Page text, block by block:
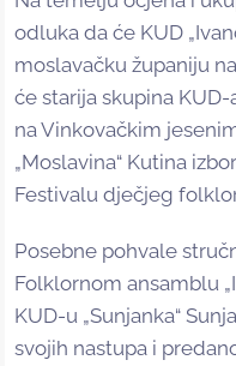
odluka da će KUD
moslavačku županiju
će starija skupina
na Vinkovačkim
„Moslavina“ Kutina
Festivalu dječjeg
Posebne pohvale
Folklornom ansamblu
KUD-u „Sunjanka“
svojih nastupa i